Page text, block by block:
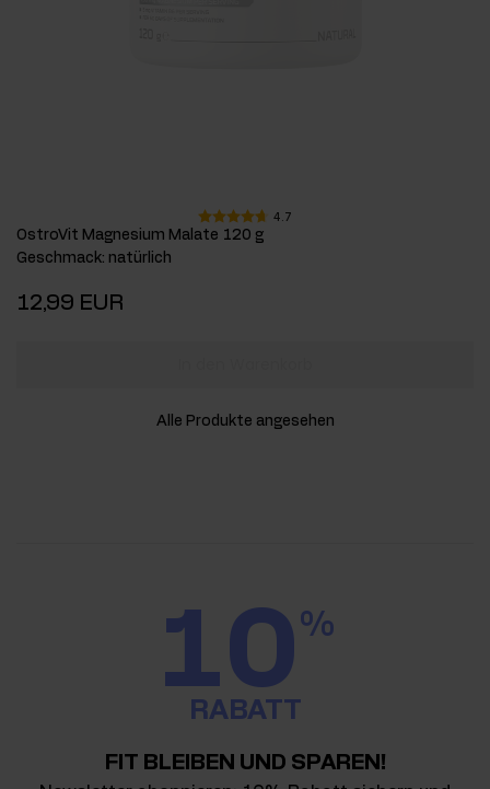
4.7
OstroVit Magnesium Malate 120 g
Geschmack: natürlich
12,99 EUR
Alle Produkte angesehen
10%
RABATT
FIT BLEIBEN UND SPAREN!